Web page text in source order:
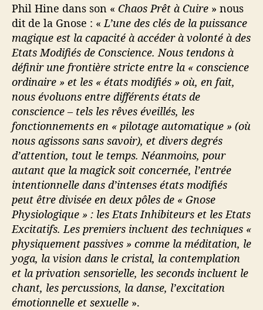
Phil Hine dans son « Chaos Prêt à Cuire » nous
dit de la Gnose : «L’une des clés de la puissance
magique est la capacité à accéder à volonté à des
Etats Modifiés de Conscience. Nous tendons à
définir une frontière stricte entre la « conscience
ordinaire » et les « états modifiés » où, en fait,
nous évoluons entre différents états de
conscience – tels les rêves éveillés, les
fonctionnements en « pilotage automatique » (où
nous agissons sans savoir), et divers degrés
d’attention, tout le temps. Néanmoins, pour
autant que la magick soit concernée, l’entrée
intentionnelle dans d’intenses états modifiés
peut être divisée en deux pôles de « Gnose
Physiologique » : les Etats Inhibiteurs et les Etats
Excitatifs. Les premiers incluent des techniques «
physiquement passives » comme la méditation, le
yoga, la vision dans le cristal, la contemplation
et la privation sensorielle, les seconds incluent le
chant, les percussions, la danse, l’excitation
émotionnelle et sexuelle ».